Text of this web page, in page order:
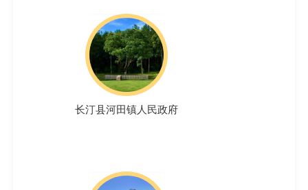
长汀县河田镇人民政府